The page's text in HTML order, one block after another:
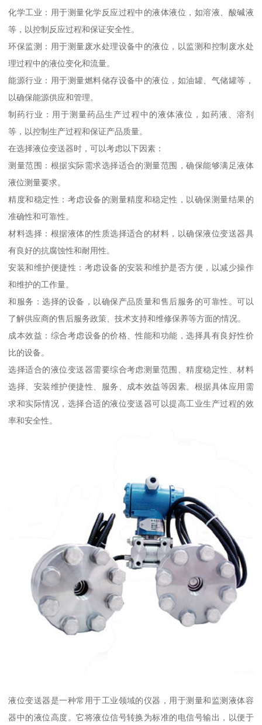
化学工业：用于测量化学反应过程中的液体液位，如溶液、酸碱液
等，以控制反应过程和保证安全性。
环保监测：用于测量废水处理设备中的液位，以监测和控制废水处
理过程中的液位变化和流量。
能源行业：用于测量燃料储存设备中的液位，如油罐、气储罐等，
以确保能源供应和管理。
制药行业：用于测量药品生产过程中的液体液位，如药液、溶剂
等，以控制生产过程和保证产品质量。
在选择液位变送器时，可以考虑以下因素：
测量范围：根据实际需求选择适合的测量范围，确保能够满足液体
液位测量要求。
精度和稳定性：考虑设备的测量精度和稳定性，以确保测量结果的
准确性和可靠性。
材料选择：根据液体的性质选择适合的材料，以确保液位变送器具
有良好的抗腐蚀性和耐用性。
安装和维护便捷性：考虑设备的安装和维护是否方便，以减少操作
和维护的工作量。
和服务：选择的设备，以确保产品质量和售后服务的可靠性。可以
了解供应商的售后服务政策、技术支持和维修保养等方面的情况。
成本效益：综合考虑设备的价格、性能和功能，选择具有良好性价
比的设备。
选择适合的液位变送器需要综合考虑测量范围、精度稳定性、材料
选择、安装维护便捷性、服务、成本效益等因素。根据具体应用需
求和实际情况，选择合适的液位变送器可以提高工业生产过程的效
率和安全性。
液位变送器是一种常用于工业领域的仪器，用于测量和监测液体容
器中的液位高度。它将液位信号转换为标准的电信号输出，以便于